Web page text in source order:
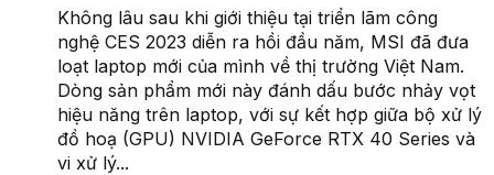
Không lâu sau khi giới thiệu tại triển lãm công
nghệ CES 2023 diễn ra hồi đầu năm, MSI đã đưa
loạt laptop mới của mình về thị trường Việt Nam.
Dòng sản phẩm mới này đánh dấu bước nhảy vọt
hiệu năng trên laptop, với sự kết hợp giữa bộ xử lý
đồ hoạ (GPU) NVIDIA GeForce RTX 40 Series và
vi xử lý...